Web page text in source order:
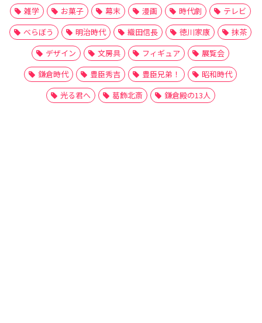
雑学
お菓子 幕末 漫画 時代劇
テレビ
べらぼう
明治時代 織田信長 徳川家康
抹茶
デザイン
文房具 フィギュア
展覧会
鎌倉時代
豊臣秀吉 豊臣兄弟！
昭和時代
光る君へ
葛飾北斎 鎌倉殿の13人